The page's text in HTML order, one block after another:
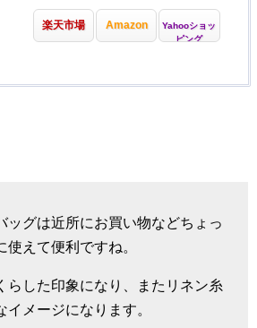
楽天市場 Amazon
Yahooショッ
ピング
ッグは近所にお買い物などちょっ
えて便利ですね。
らした印象になり、またリネン糸
メージになります。